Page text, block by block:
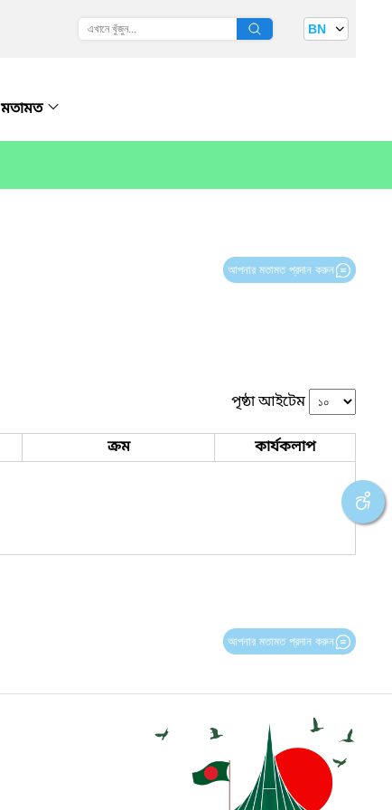
BN
মতামত
আপনার মতামত প্রদান করুন
পৃষ্ঠা আইটেম
ক্রম কার্যকলাপ
আপনার মতামত প্রদান করুন